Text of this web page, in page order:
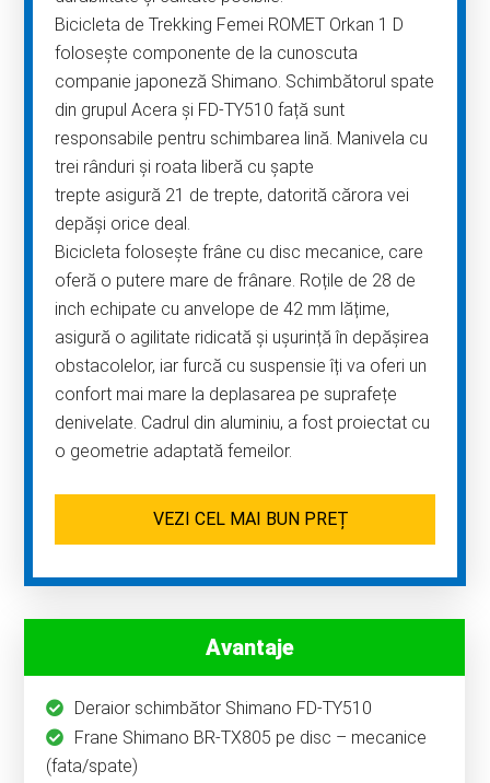
Bicicleta de Trekking Femei ROMET Orkan 1 D
folosește componente de la cunoscuta
companie japoneză Shimano. Schimbătorul spate
din grupul Acera și FD-TY510 față sunt
responsabile pentru schimbarea lină. Manivela cu
trei rânduri și roata liberă cu șapte
trepte asigură 21 de trepte, datorită cărora vei
depăși orice deal.
Bicicleta folosește frâne cu disc mecanice, care
oferă o putere mare de frânare. Roțile de 28 de
inch echipate cu anvelope de 42 mm lățime,
asigură o agilitate ridicată și ușurință în depășirea
obstacolelor, iar furcă cu suspensie îți va oferi un
confort mai mare la deplasarea pe suprafețe
denivelate. Cadrul din aluminiu, a fost proiectat cu
o geometrie adaptată femeilor.
VEZI CEL MAI BUN PREȚ
Avantaje
Deraior schimbător Shimano FD-TY510
Frane Shimano BR-TX805 pe disc – mecanice
(fata/spate)